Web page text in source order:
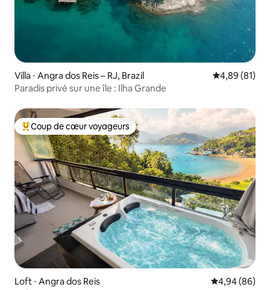
Villa ⋅ Angra dos Reis – RJ, Brazil Évaluation
4,89 (81)
Paradis privé sur une île : Ilha Grande
Coups de cœur voyageurs les plus appréciés
Coup de cœur voyageurs
Loft ⋅ Angra dos Reis Évaluation
4,94 (86)